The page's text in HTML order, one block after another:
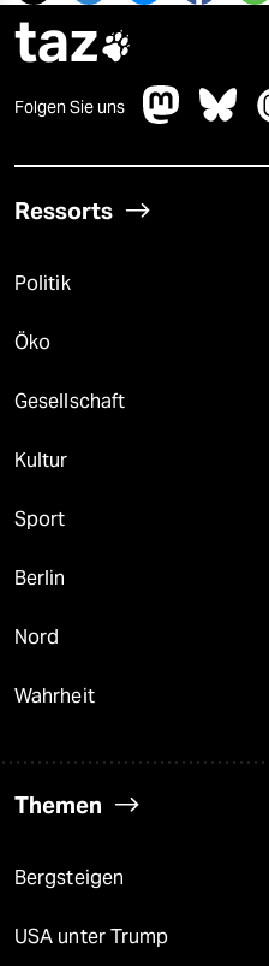
taz
Folgen Sie uns
Ressorts
Politik
Öko
Gesellschaft
Kultur
Sport
Berlin
Nord
Wahrheit
Themen
Bergsteigen
USA unter Trump